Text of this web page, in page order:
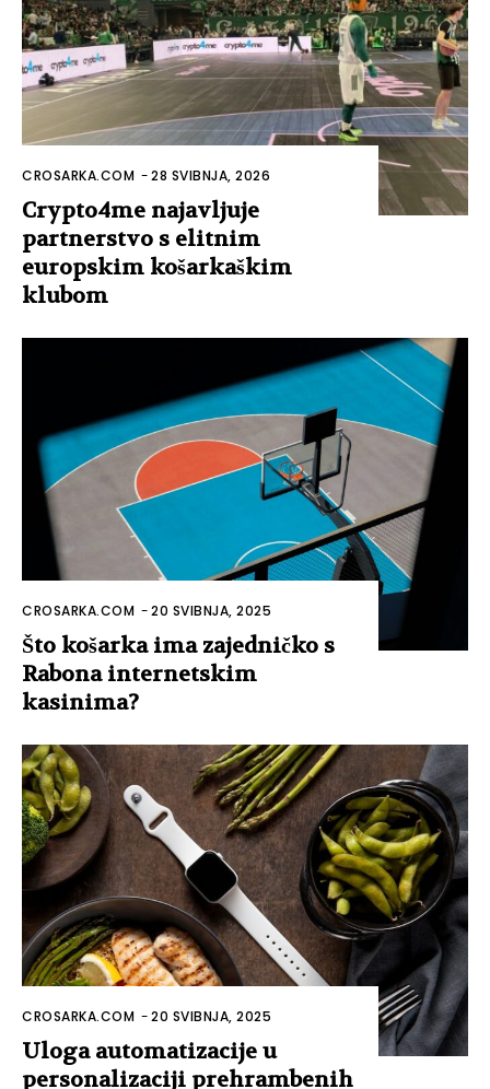
CROSARKA.COM -28 SVIBNJA, 2026
Crypto4me najavljuje
partnerstvo s elitnim
europskim košarkaškim
klubom
CROSARKA.COM -20 SVIBNJA, 2025
Što košarka ima zajedničko s
Rabona internetskim
kasinima?
CROSARKA.COM -20 SVIBNJA, 2025
Uloga automatizacije u
personalizaciji prehrambenih